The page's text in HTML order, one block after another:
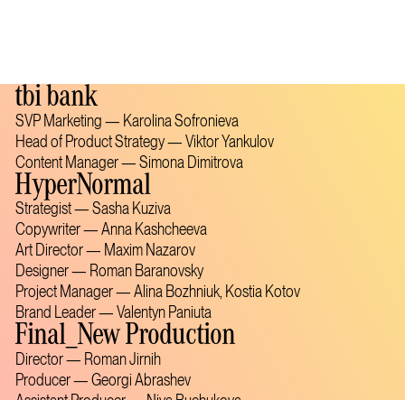
tbi bank
SVP Marketing — Karolina Sofronieva
Head of Product Strategy — Viktor Yankulov
Content Manager — Simona Dimitrova
HyperNormal
Strategist — Sasha Kuziva
Copywriter — Anna Kashcheeva
Art Director — Maxim Nazarov
Designer — Roman Baranovsky
Project Manager — Alina Bozhniuk, Kostia Kotov
Brand Leader — Valentyn Paniuta
Final_New Production
Director — Roman Jirnih
Producer — Georgi Abrashev